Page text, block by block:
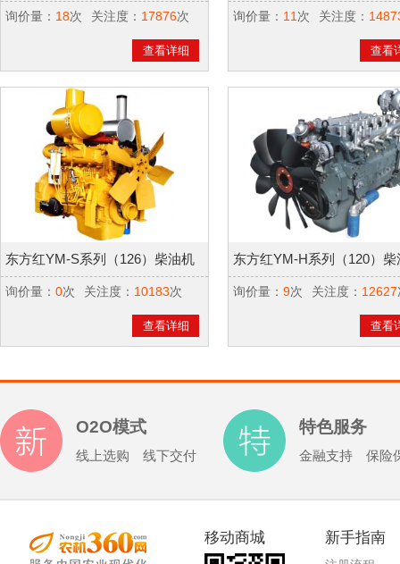
询价量： 18次 关注度： 17876次
查看详细
询价量： 11 次 关注度：
查看
东方红YM-S系列（126）柴油机
询价量： 0次 关注度： 10183次
查看详细
东方红YM-H系列（120）柴
询价量： 9次 关注度： 12627
查看
O2O模式
线上选购 线下交付
特色服务
金融支持 保险
移动商城 新手指南